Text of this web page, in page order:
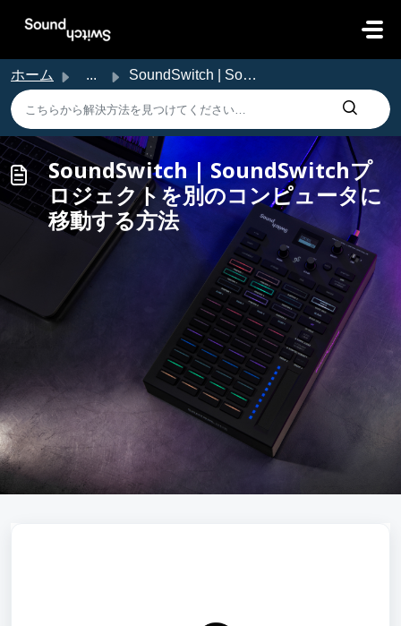
ホーム ... SoundSwitch | SoundSwitchプロジェクトを別のコンピュータに移動する方法
SoundSwitch | SoundSwitchプ
ロジェクトを別のコンピュータに
移動する方法